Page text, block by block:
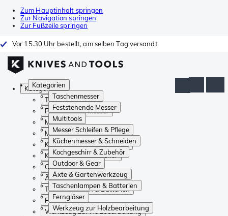
Zum Hauptinhalt springen
Zur Navigation springen
Zur Fußzeile springen
Vor 15.30 Uhr bestellt, am selben Tag versandt
Kategorien
Taschenmesser
Feststehende Messer
Multitools
Messer Schleifen & Pflege
Küchenmesser & Schneiden
Kochgeschirr & Zubehör
Outdoor & Gear
Äxte & Gartenwerkzeug
Taschenlampen & Batterien
Ferngläser
Werkzeug zur Holzbearbeitung
Kategorien
Taschenmesser
Feststehende Messer
Multitools
Messer Schleifen & Pflege
Küchenmesser & Schneiden
Kochgeschirr & Zubehör
Outdoor & Gear
Äxte & Gartenwerkzeug
Taschenlampen & Batterien
Ferngläser
Werkzeug zur Holzbearbeitung